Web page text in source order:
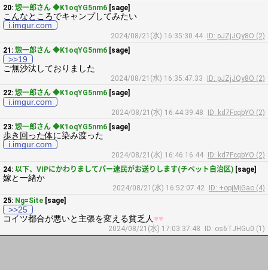
20: 惣一郎さん ◆K1oqYG5nm6 [sage]
こんなところでキャンプしてみたい
i.imgur.com
2024/08/21(水) 16:35:30.44
ID: pJZjJQy8O (2)
21: 惣一郎さん ◆K1oqYG5nm6 [sage]
>>19
ご無沙汰しておりました
2024/08/21(水) 16:35:47.33
ID: pJZjJQy8O (2)
22: 惣一郎さん ◆K1oqYG5nm6 [sage]
i.imgur.com
2024/08/21(水) 16:44:39.48
ID: kd7FcqbYO (2)
23: 惣一郎さん ◆K1oqYG5nm6 [sage]
歩き回った体に染み渡った
i.imgur.com
2024/08/21(水) 16:46:16.44
ID: kd7FcqbYO (2)
24: 以下、VIPにかわりましてパー速民がお送りします(チベット自治区) [sage]
嫁と一緒か
2024/08/21(水) 16:52:07.42
ID: +opjMjGao (4)
25: Ng=Site [sage]
>>25
コイツ都合が悪いと主張を変える貧乏人 ♥♥
2024/08/21(水) 17:03:37.48 ID: os6TJHGu0 (1)